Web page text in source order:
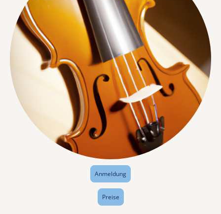
Anmeldung
Preise